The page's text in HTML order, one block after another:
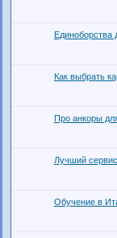
Единоборства
Как выбрать
Про анкоры
Лучший
Обучение в